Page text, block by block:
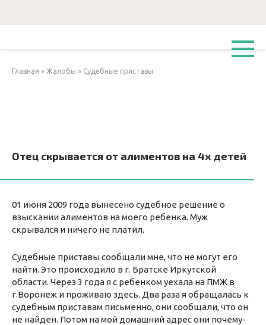
Главная » Жалобы » Судебные приставы
Отец скрывается от алиментов на 4х детей
01 июня 2009 года вынесено судебное решение о
взыскании алиментов на моего ребенка. Муж
скрывался и ничего не платил.
Судебные приставы сообщали мне, что не могут его
найти. Это происходило в г. Братске Иркутской
области. Через 3 года я с ребенком уехала на ПМЖ в
г.Воронеж и проживаю здесь. Два раза я обращалась к
судебным приставам письменно, они сообщали, что он
не найден. Потом на мой домашний адрес они почему-